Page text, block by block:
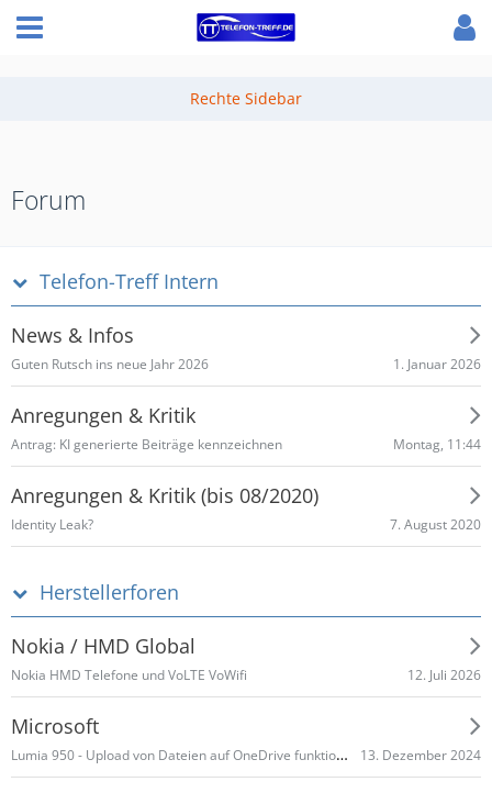
Forum
Telefon-Treff Intern
News & Infos
Guten Rutsch ins neue Jahr 2026 1. Januar 2026
Anregungen & Kritik
Antrag: KI generierte Beiträge kennzeichnen Montag, 11:44
Anregungen & Kritik (bis 08/2020)
Identity Leak? 7. August 2020
Herstellerforen
Nokia / HMD Global
Nokia HMD Telefone und VoLTE VoWifi 12. Juli 2026
Microsoft
Lumia 950 - Upload von Dateien auf OneDrive funktioniert nicht mehr 13. Dezember 2024